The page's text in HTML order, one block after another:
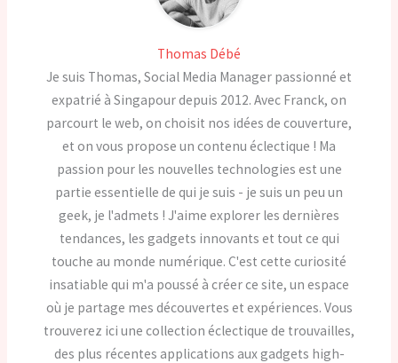
Thomas Débé
Je suis Thomas, Social Media Manager passionné et
expatrié à Singapour depuis 2012. Avec Franck, on
parcourt le web, on choisit nos idées de couverture,
et on vous propose un contenu éclectique ! Ma
passion pour les nouvelles technologies est une
partie essentielle de qui je suis - je suis un peu un
geek, je l'admets ! J'aime explorer les dernières
tendances, les gadgets innovants et tout ce qui
touche au monde numérique. C'est cette curiosité
insatiable qui m'a poussé à créer ce site, un espace
où je partage mes découvertes et expériences. Vous
trouverez ici une collection éclectique de trouvailles,
des plus récentes applications aux gadgets high-